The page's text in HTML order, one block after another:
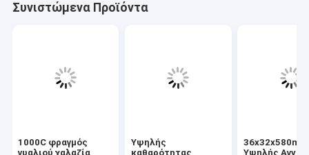
Συνιστώμενα Προϊόντα
1000C φραγμός
γυαλιού χαλαζία
Υψηλής
καθαρότητας
36x32x580mm
Υψηλής